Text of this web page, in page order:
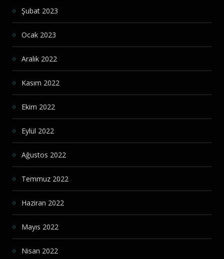
Şubat 2023
Ocak 2023
Aralık 2022
Kasım 2022
Ekim 2022
Eylül 2022
Ağustos 2022
Temmuz 2022
Haziran 2022
Mayıs 2022
Nisan 2022